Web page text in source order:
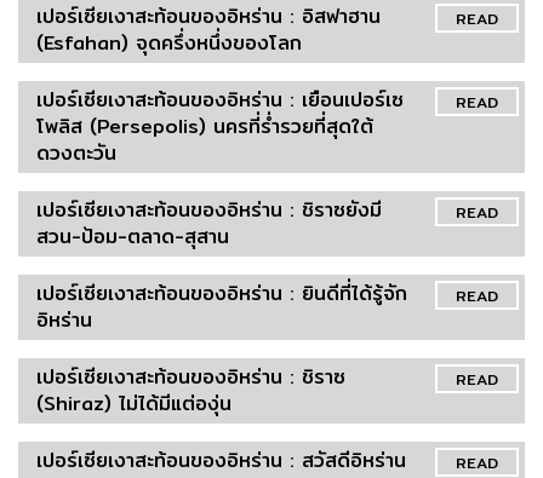
READ
เปอร์เซียเงาสะท้อนของอิหร่าน : อิสฟาฮาน
(Esfahan) จุดครึ่งหนึ่งของโลก
READ
เปอร์เซียเงาสะท้อนของอิหร่าน : เยือนเปอร์เซ
โพลิส (Persepolis) นครที่ร่ำรวยที่สุดใต้
ดวงตะวัน
READ
เปอร์เซียเงาสะท้อนของอิหร่าน : ชิราซยังมี
สวน-ป้อม-ตลาด-สุสาน
READ
เปอร์เซียเงาสะท้อนของอิหร่าน : ยินดีที่ได้รู้จัก
อิหร่าน
READ
เปอร์เซียเงาสะท้อนของอิหร่าน : ชิราซ
(Shiraz) ไม่ได้มีแต่องุ่น
READ
เปอร์เซียเงาสะท้อนของอิหร่าน : สวัสดีอิหร่าน